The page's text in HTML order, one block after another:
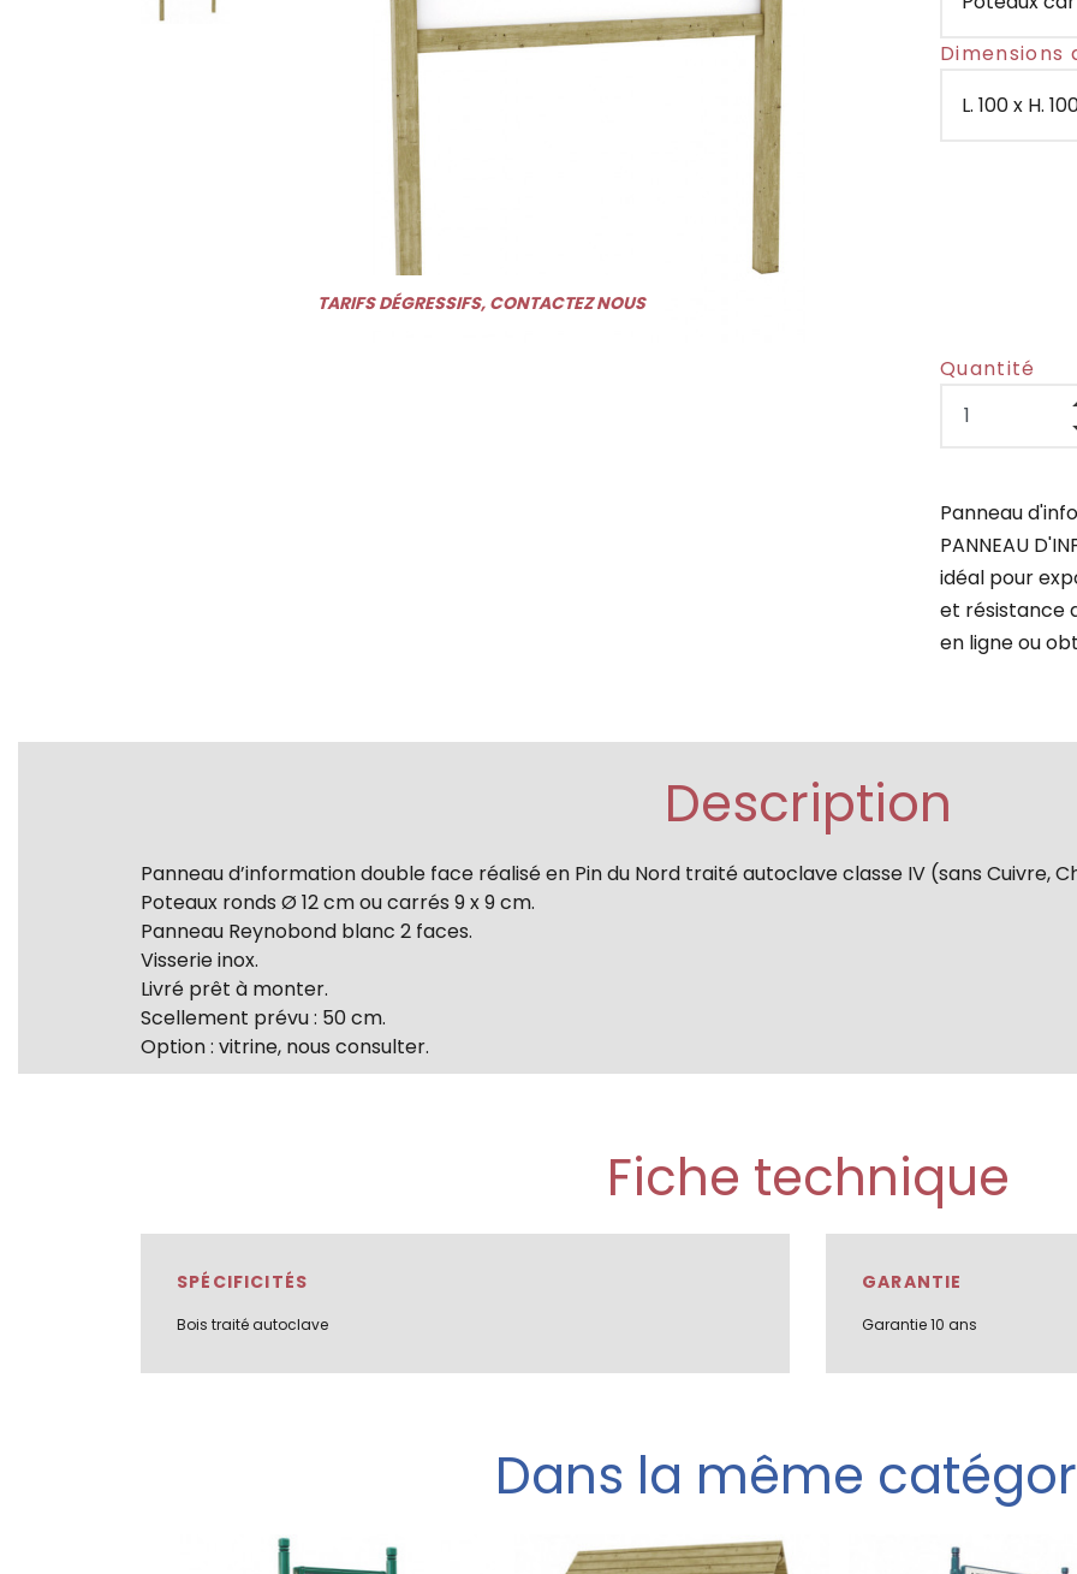
TARIFS DÉGRESSIFS, CONTACTEZ NOUS
Dimensions
Quantité
Panneau
PANNEAU
idéal pour
et résistance
en ligne ou
Description
Panneau d’information double face réalisé en Pin du Nord traité autoclave classe IV (sans Cuivre,
Poteaux ronds Ø 12 cm ou carrés 9 x 9 cm.
Panneau Reynobond blanc 2 faces.
Visserie inox.
Livré prêt à monter.
Scellement prévu : 50 cm.
Option : vitrine, nous consulter.
Fiche technique
SPÉCIFICITÉS
Bois traité autoclave
GARANTIE
Garantie 10 ans
Dans la même